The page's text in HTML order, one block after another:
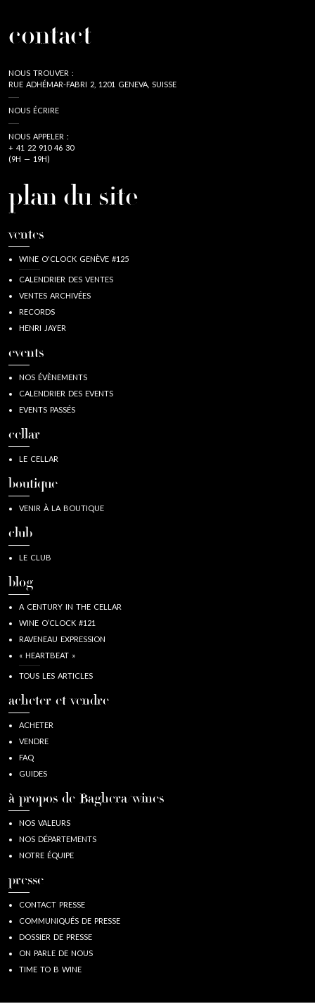
contact
NOUS TROUVER :
RUE ADHÉMAR-FABRI 2, 1201 GENEVA, SUISSE
NOUS ÉCRIRE
NOUS APPELER :
+ 41 22 910 46 30
(9H — 19H)
plan du site
ventes
WINE O'CLOCK GENÈVE #125
CALENDRIER DES VENTES
VENTES ARCHIVÉES
RECORDS
HENRI JAYER
events
NOS ÉVÈNEMENTS
CALENDRIER DES EVENTS
EVENTS PASSÉS
cellar
LE CELLAR
boutique
VENIR À LA BOUTIQUE
club
LE CLUB
blog
A CENTURY IN THE CELLAR
WINE O’CLOCK #121
RAVENEAU EXPRESSION
« HEARTBEAT »
TOUS LES ARTICLES
acheter et vendre
ACHETER
VENDRE
FAQ
GUIDES
à propos de Baghera/wines
NOS VALEURS
NOS DÉPARTEMENTS
NOTRE ÉQUIPE
presse
CONTACT PRESSE
COMMUNIQUÉS DE PRESSE
DOSSIER DE PRESSE
ON PARLE DE NOUS
TIME TO B WINE